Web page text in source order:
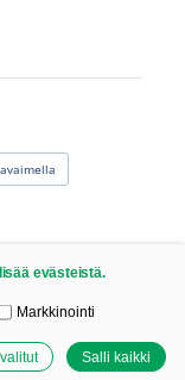
evästeistä.
Markkinointi
Salli kaikki